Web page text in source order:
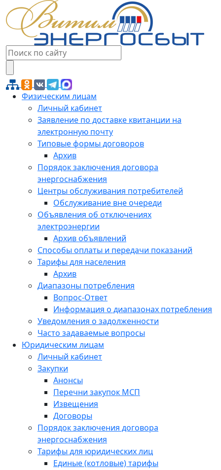
Физическим лицам
Личный кабинет
Заявление по доставке квитанции на
электронную почту
Типовые формы договоров
Архив
Порядок заключения договора
энергоснабжения
Центры обслуживания потребителей
Обслуживание вне очереди
Объявления об отключениях
электроэнергии
Архив объявлений
Способы оплаты и передачи показаний
Тарифы для населения
Архив
Диапазоны потребления
Вопрос-Ответ
Информация о диапазонах потребления
Уведомления о задолженности
Часто задаваемые вопросы
Юридическим лицам
Личный кабинет
Закупки
Анонсы
Перечни закупок МСП
Извещения
Договоры
Порядок заключения договора
энергоснабжения
Тарифы для юридических лиц
Единые (котловые) тарифы